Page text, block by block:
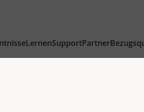
LernenSupportPartner